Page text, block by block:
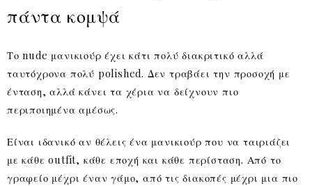
πάντα κομψά
Το nude μανικιούρ έχει κάτι πολύ διακριτικό αλλά
ταυτόχρονα πολύ polished. Δεν τραβάει την προσοχή με
ένταση, αλλά κάνει τα χέρια να δείχνουν πιο
περιποιημένα αμέσως.
Είναι ιδανικό αν θέλεις ένα μανικιούρ που να ταιριάζει
με κάθε outfit, κάθε εποχή και κάθε περίσταση. Από το
γραφείο μέχρι έναν γάμο, από τις διακοπές μέχρι μια πιο